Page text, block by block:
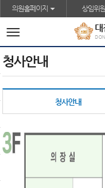
본문바로가기
의원홈페이지 상임위
전
메
뉴
대
청사안내
청사안내